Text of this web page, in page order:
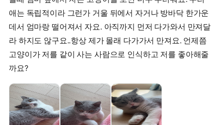
애는 독립적이라 그런가 거울 뒤에서 자거나 방바닥 한가운
데서 엄마랑 떨어져서 자요. 아직까지 먼저 다가와서 만져달
라 하지도 않구요..항상 제가 몰래 다가가서 만져요. 언제쯤
고양이가 저를 같이 사는 사람으로 인식하고 저를 좋아해줄
까요?